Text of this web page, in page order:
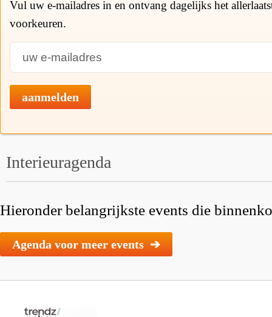
Vul uw e-mailadres in en ontvang dagelijks het
voorkeuren.
aanmelden
Interieuragenda
Hieronder belangrijkste events die
Agenda voor meer events ➔